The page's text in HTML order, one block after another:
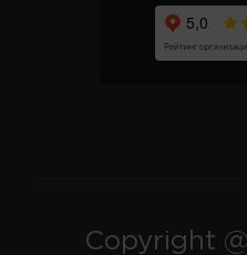
Copyright